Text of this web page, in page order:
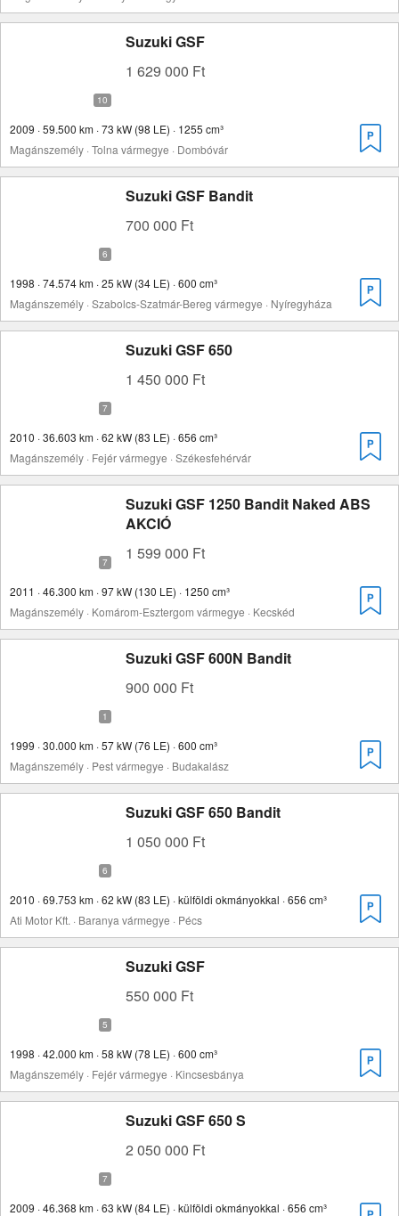
Suzuki GSF
1 629 000 Ft
2009 · 59.500 km · 73 kW (98 LE) · 1255 cm³
Magánszemély · Tolna vármegye · Dombóvár
Suzuki GSF Bandit
700 000 Ft
1998 · 74.574 km · 25 kW (34 LE) · 600 cm³
Magánszemély · Szabolcs-Szatmár-Bereg vármegye · Nyíregyháza
Suzuki GSF 650
1 450 000 Ft
2010 · 36.603 km · 62 kW (83 LE) · 656 cm³
Magánszemély · Fejér vármegye · Székesfehérvár
Suzuki GSF 1250 Bandit Naked ABS
AKCIÓ
1 599 000 Ft
2011 · 46.300 km · 97 kW (130 LE) · 1250 cm³
Magánszemély · Komárom-Esztergom vármegye · Kecskéd
Suzuki GSF 600N Bandit
900 000 Ft
1999 · 30.000 km · 57 kW (76 LE) · 600 cm³
Magánszemély · Pest vármegye · Budakalász
Suzuki GSF 650 Bandit
1 050 000 Ft
2010 · 69.753 km · 62 kW (83 LE) · külföldi okmányokkal · 656 cm³
Ati Motor Kft. · Baranya vármegye · Pécs
Suzuki GSF
550 000 Ft
1998 · 42.000 km · 58 kW (78 LE) · 600 cm³
Magánszemély · Fejér vármegye · Kincsesbánya
Suzuki GSF 650 S
2 050 000 Ft
2009 · 46.368 km · 63 kW (84 LE) · külföldi okmányokkal · 656 cm³